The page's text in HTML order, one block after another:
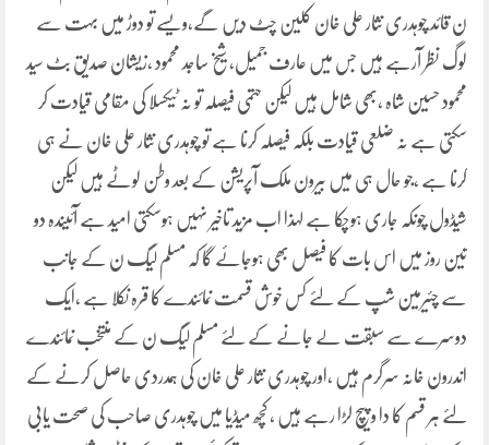
ن قائد چوہدری نثار علی خان کلین چٹ دیں گے،ویسے تو دوڑ میں بہت سے
لوگ نظر آرہے ہیں جس میں عارف جمیل، شیخ ساجد محمود ،زیشان صدیق بٹ سید
محمود حسین شاہ ،بھی شامل ہیں لیکن حتمی فیصلہ تو نہ ٹیکسلا کی مقامی قیادت کر
سکتی ہے نہ ضلعی قیادت بلکہ فیصلہ کرنا ہے تو چوہدری نثار علی خان نے ہی
کرنا ہے ،جو حال ہی میں بیرون ملک آپریشن کے بعد وطن لوٹے ہیں لیکن
شیڈول چونکہ جاری ہوچکا ہے لہذا اب مزید تاخیر نہیں ہوسکتی امید ہے آئیندہ دو
تین روز میں اس بات کا فیصل بھی ہوجائے گا کہ مسلم لیگ ن کے جانب
سے چئیرمین شپ کے لئے کس خوش قسمت نمائندے کا قرہ نکلا ہے ،ایک
دوسرے سے سبقت لے جانے کے لئے مسلم لیگ ن کے منتخب نمائندے
اندرون خانہ سرگرم ہیں ،اور چوہدری نثار علی خان کی ہمدردی حاصل کرنے کے
لئے ہر قسم کا دا وپیچ لڑا رہے ہیں ، کچھ میڈیا میں چوہدری صاحب کی صحت یابی